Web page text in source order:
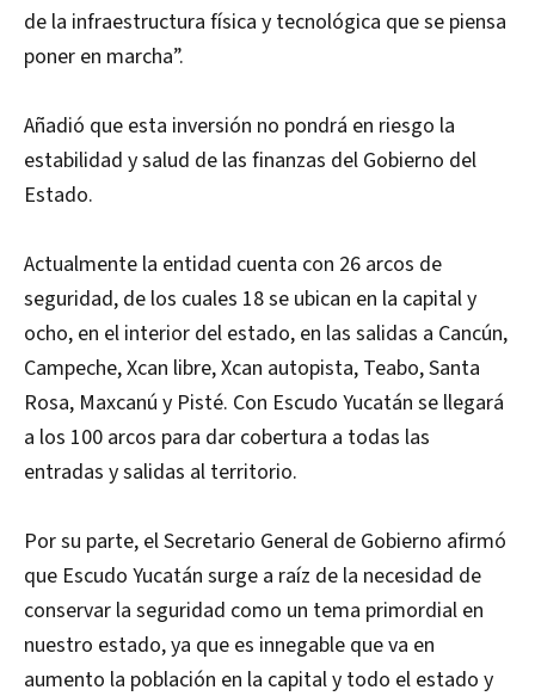
de la infraestructura física y tecnológica que se piensa
poner en marcha”.
Añadió que esta inversión no pondrá en riesgo la
estabilidad y salud de las finanzas del Gobierno del
Estado.
Actualmente la entidad cuenta con 26 arcos de
seguridad, de los cuales 18 se ubican en la capital y
ocho, en el interior del estado, en las salidas a Cancún,
Campeche, Xcan libre, Xcan autopista, Teabo, Santa
Rosa, Maxcanú y Pisté. Con Escudo Yucatán se llegará
a los 100 arcos para dar cobertura a todas las
entradas y salidas al territorio.
Por su parte, el Secretario General de Gobierno afirmó
que Escudo Yucatán surge a raíz de la necesidad de
conservar la seguridad como un tema primordial en
nuestro estado, ya que es innegable que va en
aumento la población en la capital y todo el estado y